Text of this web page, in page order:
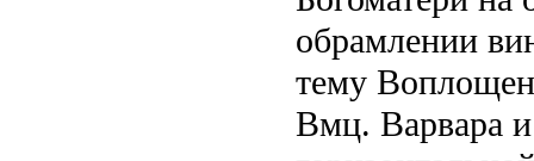
обрамлении
тему
Вмц. Варвара и